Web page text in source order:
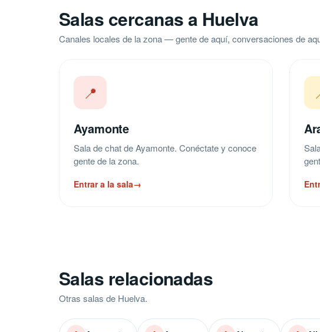
Salas cercanas a Huelva
Canales locales de la zona — gente de aquí, conversaciones de
📍
Ayamonte
Sala de chat de Ayamonte. Conéctate y conoce
gente de la zona.
Entrar a la sala→
Salas relacionadas
Otras salas de Huelva.